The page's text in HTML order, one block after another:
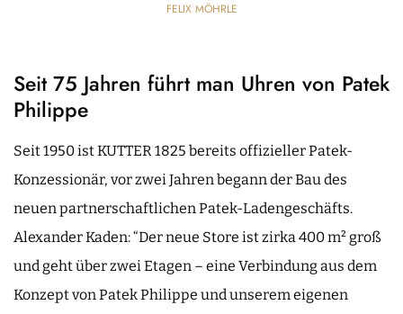
FELIX MÖHRLE
Seit 75 Jahren führt man Uhren von Patek
Philippe
Seit 1950 ist KUTTER 1825 bereits offizieller Patek-
Konzessionär, vor zwei Jahren begann der Bau des
neuen partnerschaftlichen Patek-Ladengeschäfts.
Alexander Kaden: “Der neue Store ist zirka 400 m² groß
und geht über zwei Etagen – eine Verbindung aus dem
Konzept von Patek Philippe und unserem eigenen